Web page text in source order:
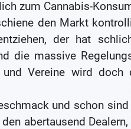
zum Cannabis-
den Markt
der hat
die massive
Vereine wird doch
und schon
abertausend